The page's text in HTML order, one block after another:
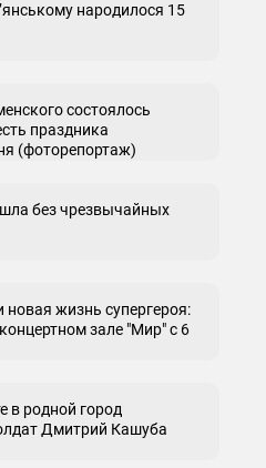
народилося 15
состоялось
праздника
(фоторепортаж)
без чрезвычайных
новая жизнь супергероя:
зале "Мир" с 6
в родной город
Дмитрий Кашуба